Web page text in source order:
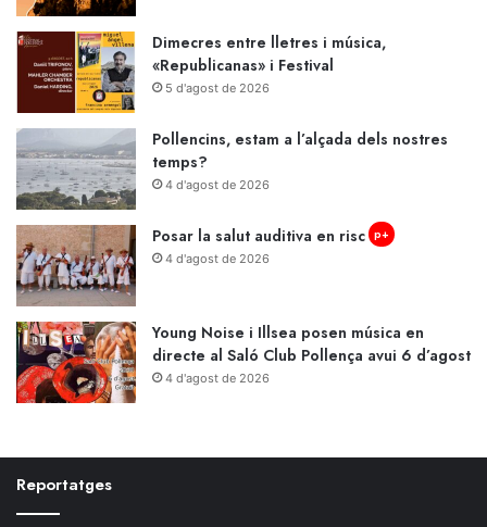
Dimecres entre lletres i música,
«Republicanas» i Festival
5 d'agost de 2026
Pollencins, estam a l’alçada dels nostres
temps?
4 d'agost de 2026
Posar la salut auditiva en risc p+
4 d'agost de 2026
Young Noise i Illsea posen música en
directe al Saló Club Pollença avui 6 d’agost
4 d'agost de 2026
Reportatges